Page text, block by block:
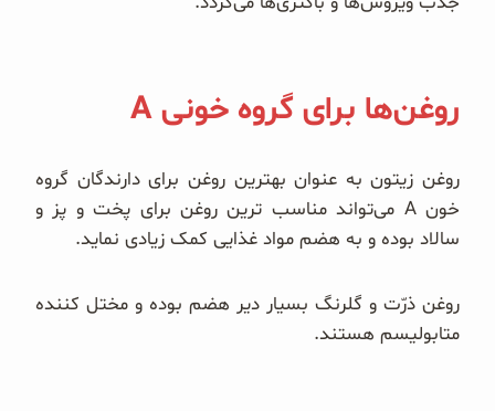
روغن‌‌ها برای گروه خونی A
روغن زیتون به عنوان بهترین روغن برای دارندگان گروه
خون A می‌تواند مناسب ترین روغن برای پخت و پز و
سالاد بوده و به هضم مواد غذایی کمک زیادی نماید.
روغن ذرّت و گلرنگ بسیار دیر هضم بوده و مختل کننده
متابولیسم هستند.